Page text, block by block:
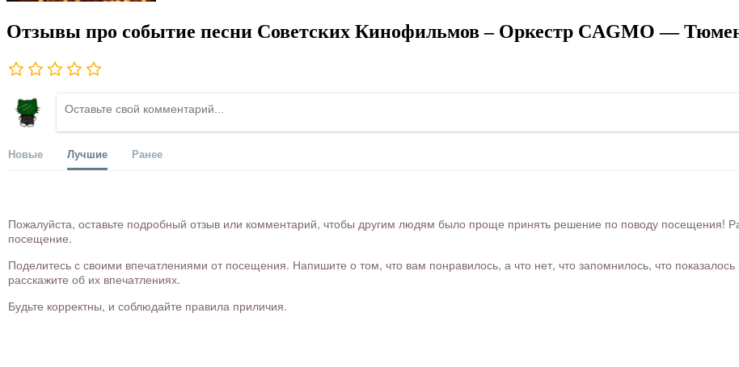
Отзывы про событие песни Советских Кинофильмов – Оркестр CAGMO —
Новые Лучшие Ранее
Пожалуйста, оставьте подробный отзыв или комментарий, чтобы другим людям было проще принять решение по поводу посещения!
посещение.
Поделитесь с своими впечатлениями от посещения. Напишите о том, что вам понравилось, а что нет, что запомнилось, что
расскажите об их впечатлениях.
Будьте корректны, и соблюдайте правила приличия.